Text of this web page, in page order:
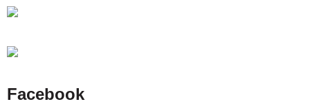
Facebook